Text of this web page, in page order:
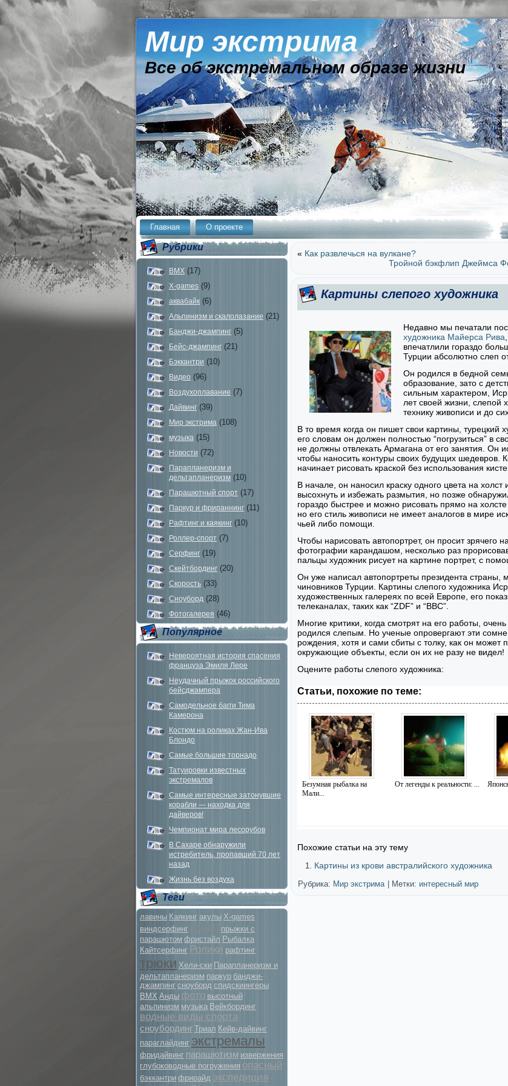
Мир экстрима
Все об экстремальном образе жизни
Главная О проекте
Рубрики
BMX (17)
X-games (9)
аквабайк (6)
Альпинизм и скалолазание (21)
Банджи-джампинг (5)
Бейс-джампинг (21)
Бэккантри (10)
Видео (96)
Воздухоплавание (7)
Дайвинг (39)
Мир экстрима (108)
музыка (15)
Новости (72)
Парапланеризм и
дельтапланеризм (10)
Парашютный спорт (17)
Паркур и фрираннинг (11)
Рафтинг и каякинг (10)
Роллер-спорт (7)
Серфинг (19)
Скейтбординг (20)
Скорость (33)
Сноуборд (28)
Фотогалерея (46)
Популярное
Невероятная история спасения
француза Эмиля Лере
Неудачный прыжок российского
бейсджампера
Самодельное багги Тима
Камерона
Костюм на роликах Жан-Ива
Блондо
Самые большие торнадо
Татуировки известных
экстремалов
Самые интересные затонувшие
корабли — находка для
дайверов!
Чемпионат мира лесорубов
В Сахаре обнаружили
истребитель, пропавший 70 лет
назад
Жизнь без воздуха
Теги
лавины Каякинг акулы X-games
виндсерфинг
прыжки с
парашютом фристайл Рыбалка
Кайтсерфинг Ролики рафтинг
трюки Хели-ски Парапланеризм и
дельтапланеризм паркур банджи-
джампинг сноуборд спидскиингеры
BMX Анды фото высотный
альпинизм музыка Вейкбординг
водные виды спорта
сноубординг Триал Кейв-дайвинг
параглайдинг экстремалы
фридайвинг парашютизм извержения
глубоководные погружения опасный
бэккантри фрирайд экспедиция
« Как развлечься на вулкане?
Тройной бэкфлип Джеймса
Картины слепого художника
Недавно мы печатали
художника Майерса Рива
впечатлили гораздо
Турции абсолютно слеп
Он родился в бедной
образование, зато с
сильным характером,
лет своей жизни, слепой
технику живописи и до
В то время когда он пишет свои картины, турецкий
его словам он должен полностью “погрузиться” в
не должны отвлекать Армагана от его занятия. Он
чтобы наносить контуры своих будущих шедевров.
начинает рисовать краской без использования
В начале, он наносил краску одного цвета на
высохнуть и избежать размытия, но позже
гораздо быстрее и можно рисовать прямо на
но его стиль живописи не имеет аналогов в мире
чьей либо помощи.
Чтобы нарисовать автопортрет, он просит зрячего
фотографии карандашом, несколько раз
пальцы художник рисует на картине портрет, с
Он уже написал автопортреты президента страны,
чиновников Турции. Картины слепого художника
художественных галереях по всей Европе, его
телеканалах, таких как “ZDF” и “BBC”.
Многие критики, когда смотрят на его работы,
родился слепым. Но ученые опровергают эти
рождения, хотя и сами сбиты с толку, как он может
окружающие объекты, если он их не разу не видел!
Оцените работы слепого художника:
Статьи, похожие по теме:
Безумная рыбалка на
Мали...
От легенды к реальности: ...
Похожие статьи на эту тему
Картины из крови австралийского художника
Рубрика: Мир экстрима Метки: интересный мир